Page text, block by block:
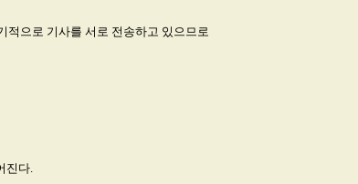
적으로 기사를 서로 전송하고 있으므로
진다.